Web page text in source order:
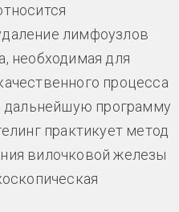
лимфоузлов
необходимая для
процесса
дальнейшую программу
практикует метод
вилочковой железы